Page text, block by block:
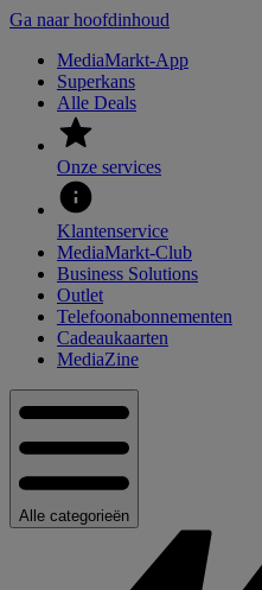
Ga naar hoofdinhoud
MediaMarkt-App
Superkans
Alle Deals
Onze services
Klantenservice
MediaMarkt-Club
Business Solutions
Outlet
Telefoonabonnementen
Cadeaukaarten
MediaZine
Alle categorieën